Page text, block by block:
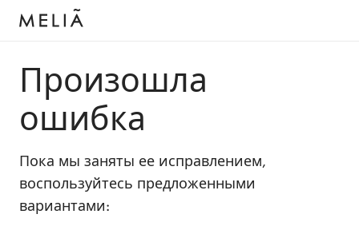
Произошла
ошибка
Пока мы заняты ее исправлением,
воспользуйтесь предложенными
вариантами: